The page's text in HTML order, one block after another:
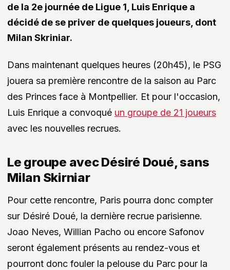
de la 2e journée de Ligue 1, Luis Enrique a
décidé de se priver de quelques joueurs, dont
Milan Skriniar.
Dans maintenant quelques heures (20h45), le PSG
jouera sa première rencontre de la saison au Parc
des Princes face à Montpellier. Et pour l'occasion,
Luis Enrique a convoqué un groupe de 21 joueurs
avec les nouvelles recrues.
Le groupe avec Désiré Doué, sans
Milan Skirniar
Pour cette rencontre, Paris pourra donc compter
sur Désiré Doué, la dernière recrue parisienne.
Joao Neves, Willian Pacho ou encore Safonov
seront également présents au rendez-vous et
pourront donc fouler la pelouse du Parc pour la